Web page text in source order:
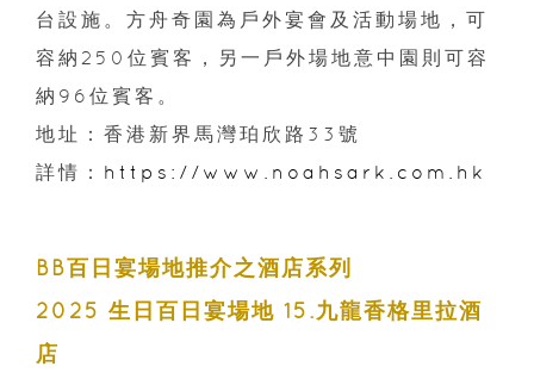
台設施。方舟奇園為戶外宴會及活動場地，可
容納250位賓客，另一戶外場地意中園則可容
納96位賓客。
地址：香港新界馬灣珀欣路33號
詳情： https://www.noahsark.com.hk
BB百日宴場地推介之酒店系列
2025 生日百日宴場地 15.九龍香格里拉酒
店